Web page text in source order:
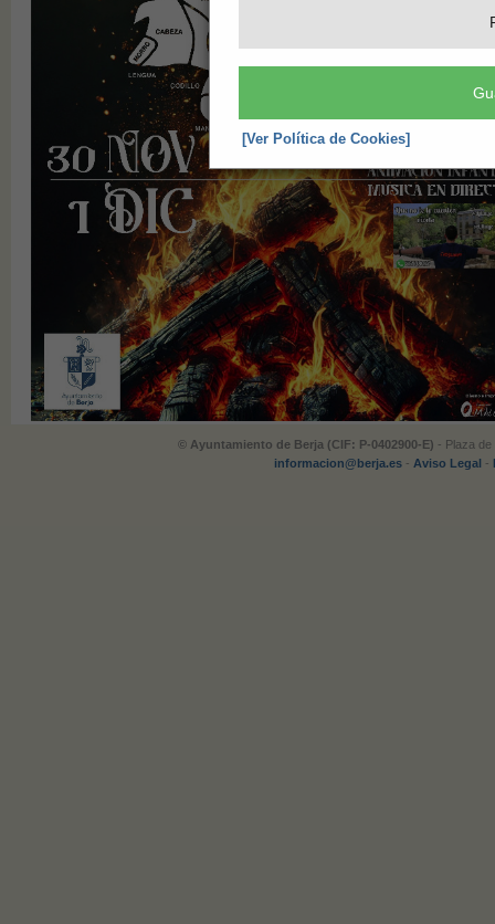
[Ver Política de Cookies]
© Ayuntamiento de Berja (CIF: P-0402900-E) - Plaza
informacion@berja.es - Aviso Legal -